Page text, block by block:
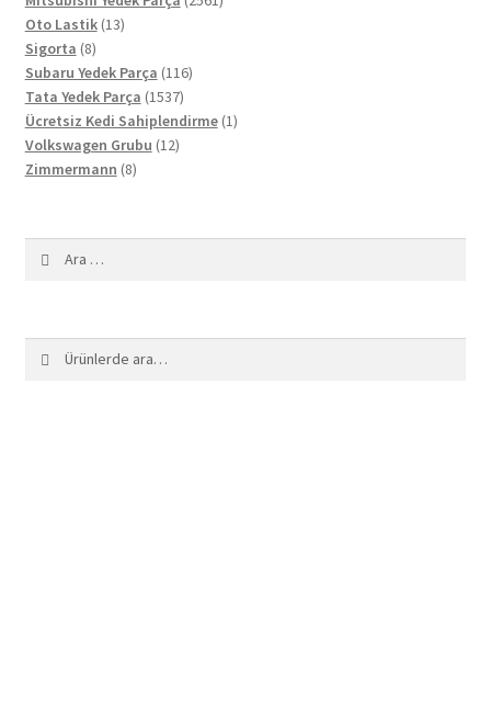
Oto Lastik 1313
Sigorta 88
ürün
Subaru Yedek Parça 116116
Tata Yedek Parça 15371537
ürün
Ücretsiz Kedi Sahiplendirme 11
Volkswagen Grubu 1212
Zimmermann 88